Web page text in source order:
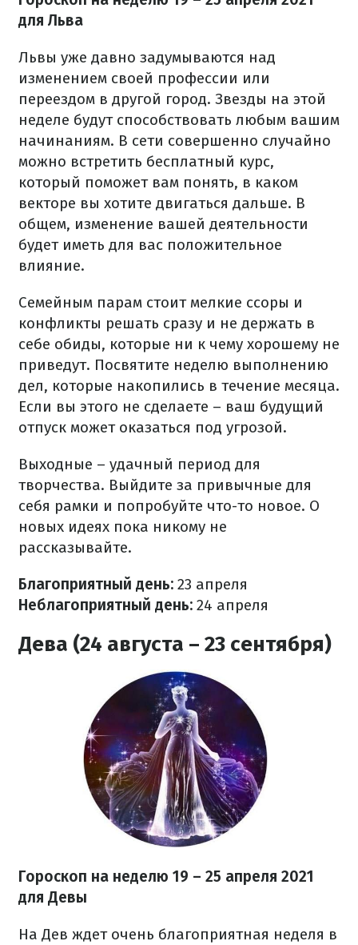
для Льва
Львы уже давно задумываются над
изменением своей профессии или
переездом в другой город. Звезды на этой
неделе будут способствовать любым вашим
начинаниям. В сети совершенно случайно
можно встретить бесплатный курс,
который поможет вам понять, в каком
векторе вы хотите двигаться дальше. В
общем, изменение вашей деятельности
будет иметь для вас положительное
влияние.
Семейным парам стоит мелкие ссоры и
конфликты решать сразу и не держать в
себе обиды, которые ни к чему хорошему не
приведут. Посвятите неделю выполнению
дел, которые накопились в течение месяца.
Если вы этого не сделаете – ваш будущий
отпуск может оказаться под угрозой.
Выходные – удачный период для
творчества. Выйдите за привычные для
себя рамки и попробуйте что-то новое. О
новых идеях пока никому не
рассказывайте.
Благоприятный день: 23 апреля
Неблагоприятный день: 24 апреля
Дева (24 августа – 23 сентября)
Гороскоп на неделю 19 – 25 апреля 2021
для Девы
На Дев ждет очень благоприятная неделя в